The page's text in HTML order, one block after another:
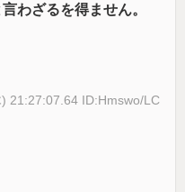
わざるを得ません。
21:27:07.64 ID:Hmswo/LC